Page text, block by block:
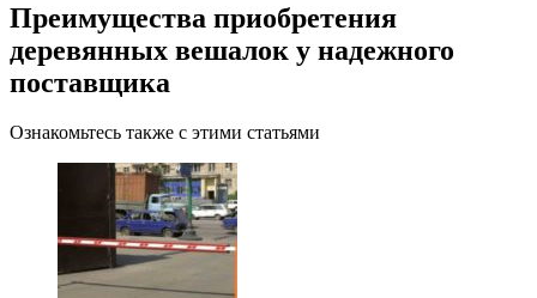
Преимущества приобретения
деревянных вешалок у надежного
поставщика
Ознакомьтесь также с этими статьями